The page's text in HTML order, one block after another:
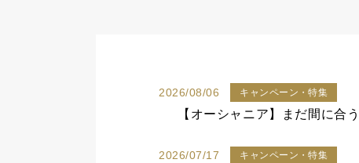
2026/08/06 キャンペーン・特集
【オーシャニア】まだ間に合
2026/07/17 キャンペーン・特集